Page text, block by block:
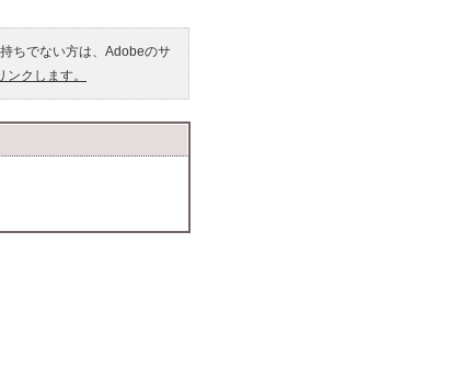
ちでない方は、Adobeのサ
クします。